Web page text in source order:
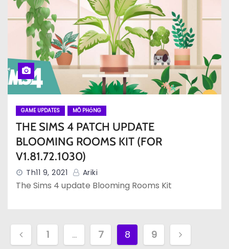
GAME UPDATES MÔ PHỎNG
THE SIMS 4 PATCH UPDATE
BLOOMING ROOMS KIT (FOR
V1.81.72.1030)
Th11 9, 2021 Ariki
The Sims 4 update Blooming Rooms Kit
1 … 7 8 9